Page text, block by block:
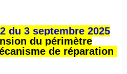
du 3 septembre 2025
du périmètre
de réparation